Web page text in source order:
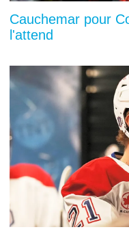
Cauchemar pour
l'attend